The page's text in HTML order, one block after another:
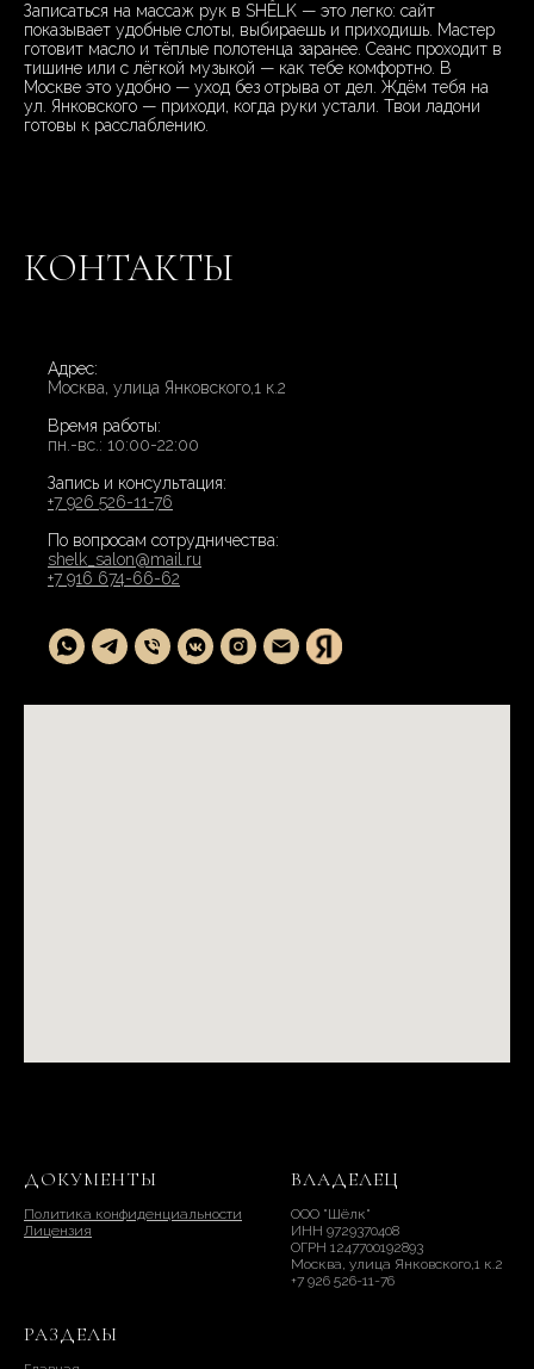
Записаться на массаж рук в SHÊLK — это легко: сайт
показывает удобные слоты, выбираешь и приходишь. Мастер
готовит масло и тёплые полотенца заранее. Сеанс проходит в
тишине или с лёгкой музыкой — как тебе комфортно. В
Москве это удобно — уход без отрыва от дел. Ждём тебя на
ул. Янковского — приходи, когда руки устали. Твои ладони
готовы к расслаблению.
КОНТАКТЫ
Адрес:
Москва, улица Янковского,1 к.2
Время работы:
пн.-вс.: 10:00-22:00
Запись и консультация:
+7 926 526-11-76
По вопросам сотрудничества:
shelk_salon@mail.ru
+7 916 674-66-62
ДОКУМЕНТЫ
Политика конфиденциальности
Лицензия
ВЛАДЕЛЕЦ
ООО "Шёлк"
ИНН 9729370408
ОГРН 1247700192893
Москва, улица Янковского,1 к.2
+7 926 526-11-76
РАЗДЕЛЫ